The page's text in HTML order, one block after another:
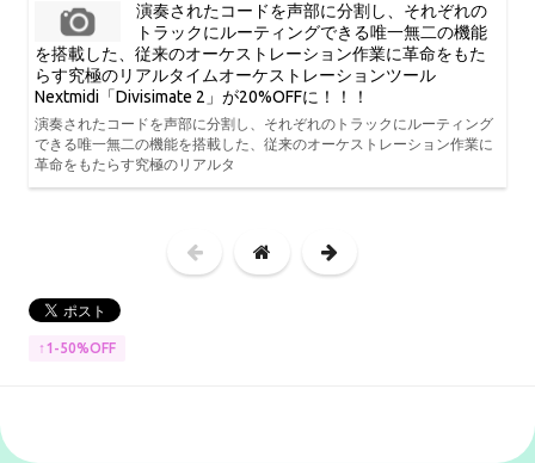
演奏されたコードを声部に分割し、それぞれの
トラックにルーティングできる唯一無二の機能
を搭載した、従来のオーケストレーション作業に革命をもた
らす究極のリアルタイムオーケストレーションツール
Nextmidi「Divisimate 2」が20%OFFに！！！
演奏されたコードを声部に分割し、それぞれのトラックにルーティング
できる唯一無二の機能を搭載した、従来のオーケストレーション作業に
革命をもたらす究極のリアルタ
↑1-50%OFF